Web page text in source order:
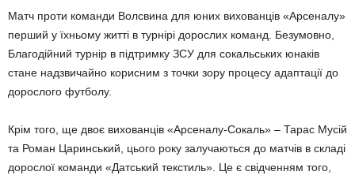
Матч проти команди Волсвина для юних вихованців «Арсеналу»
перший у їхньому житті в тур­нірі дорослих команд. Безумовно,
Благодійний турнір в підтримку ЗСУ для сокальських юнаків
стане надзвичайно корисним з точки зору процесу адаптації до
дорослого футболу.
Крім того, ще двоє вихованців «Арсеналу-Сокаль» – Тарас Мусій
та Роман Царинський, цього року залучаються до матчів в складі
дорослої команди «Датський тек­стиль». Це є свідченням того,